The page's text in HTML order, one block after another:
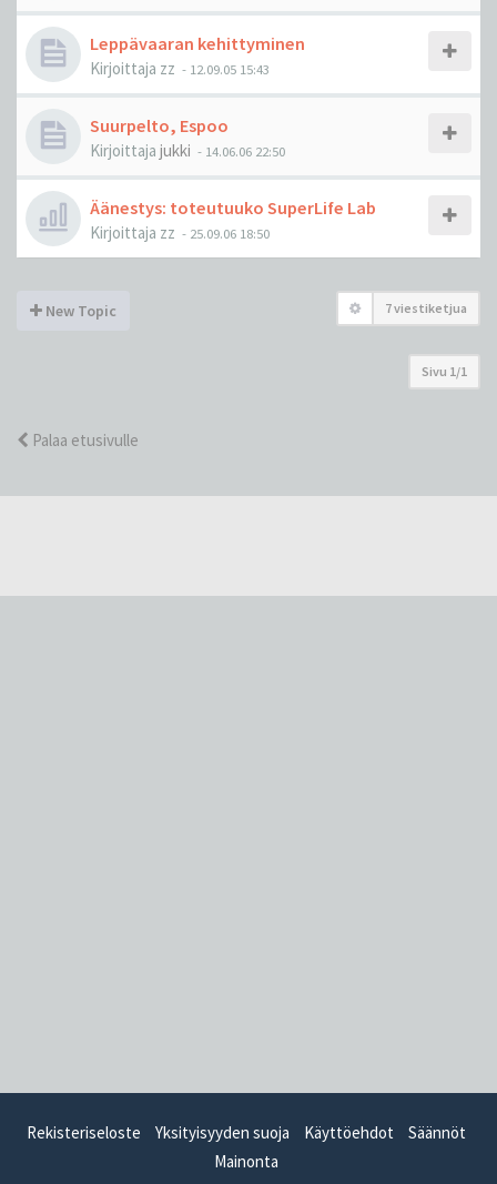
Leppävaaran kehittyminen
Kirjoittaja zz - 12.09.05 15:43
Suurpelto, Espoo
Kirjoittaja jukki - 14.06.06 22:50
Äänestys: toteutuuko SuperLife Lab
Kirjoittaja zz - 25.09.06 18:50
New Topic 7 viestiketjua
Sivu 1/1
Palaa etusivulle
Rekisteriseloste Yksityisyyden suoja Käyttöehdot
Säännöt
Mainonta